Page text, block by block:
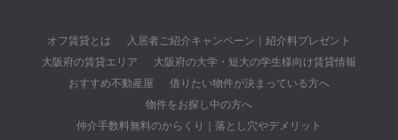
オフ賃貸とは
入居者ご紹介キャンペーン｜紹介料プレゼント
大阪府の賃貸エリア
大阪府の大学・短大の学生様向け賃貸情報
おすすめ不動産屋
借りたい物件が決まっている方へ
物件をお探し中の方へ
仲介手数料無料のからくり｜落とし穴やデメリット